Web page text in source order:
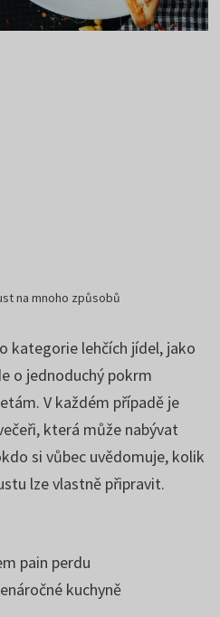
na mnoho způsobů
kategorie lehčích jídel, jako
o jednoduchý pokrm
V každém případě je
která může nabývat
si vůbec uvědomuje, kolik
lze vlastně připravit.
pain perdu
kuchyně